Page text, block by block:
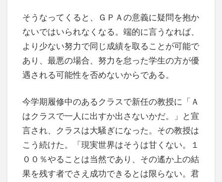
そうなってくると、ＧＰＡの意義に疑問を抱か
ないではいられなくなる。端的に言うなれば、
より少ない努力で同じ成績を取ることが可能で
あり、最悪の場合、努力を怠った学生の方が優
遇される可能性を否めないからである。
今学期履修中のあるクラスで新任の教授に「Ａ
はクラスで一人に出すか出さないかだ。」と宣
言され、クラスは大騒ぎになった。その教授は
こう続けた。「現実世界はそうは甘くない。１
００％やることは当然であり、その遙か上の結
果を残す者でさえ成功できるとは限らない。君